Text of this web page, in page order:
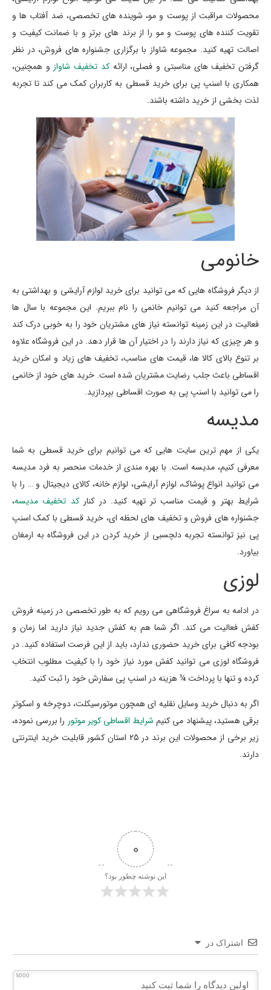
محصولات مراقبت از پوست و مو، شوینده های تخصصی، ضد آفتاب ها و
تقویت کننده های پوست و مو را از برند های برتر و با ضمانت کیفیت و
اصالت تهیه کنید. مجموعه شاواز با برگزاری جشنواره های فروش، در نظر
گرفتن تخفیف های مناسبتی و فصلی، ارائهکد تخفیف شاواز و همچنین،
همکاری با اسنپ پی برای خرید قسطی به کاربران کمک می کند تا تجربه
لذت بخشی از خرید داشته باشند.
خانومی
از دیگر فروشگاه هایی که می توانید برای خرید لوازم آرایشی و بهداشتی به
آن مراجعه کنید می توانیم خانمی را نام ببریم. این مجموعه با سال ها
فعالیت در این زمینه توانسته نیاز های مشتریان خود را به خوبی درک کند
و هر چیزی که نیاز دارند را در اختیار آن ها قرار دهد. در این فروشگاه علاوه
بر تنوع بالای کالا ها، قیمت های مناسب، تخفیف های زیاد و امکان خرید
اقساطی باعث جلب رضایت مشتریان شده است. خرید های خود از خانمی
را می توانید با اسنپ پی به صورت اقساطی بپردازید.
مدیسه
یکی از مهم ترین سایت هایی که می توانیم برای خرید قسطی به شما
معرفی کنیم، مدیسه است. با بهره مندی از خدمات منحصر به فرد مدیسه
می توانید انواع پوشاک، لوازم آرایشی، لوازم خانه، کالای دیجیتال و … را با
شرایط بهتر و قیمت مناسب تر تهیه کنید. در کنارکد تخفیف مدیسه،
جشنواره های فروش و تخفیف های لحظه ای، خرید قسطی با کمک اسنپ
پی نیز توانسته تجربه دلچسبی از خرید کردن در این فروشگاه به ارمغان
بیاورد.
لوزی
در ادامه به سراغ فروشگاهی می رویم که به طور تخصصی در زمینه فروش
کفش فعالیت می کند. اگر شما هم به کفش جدید نیاز دارید اما زمان و
بودجه کافی برای خرید حضوری ندارد، باید از این فرصت استفاده کنید. در
فروشگاه لوزی می توانید کفش مورد نیاز خود را با کیفیت مطلوب انتخاب
کرده و تنها با پرداخت ¼ هزینه در اسنپ پی سفارش خود را ثبت کنید.
اگر به دنبال خرید وسایل نقلیه ای همچون موتورسیکلت، دوچرخه و اسکوتر
برقی هستید، پیشنهاد می کنیم شرایط اقساطی کویر موتور را بررسی نموده،
زیر برخی از محصولات این برند در 25 استان کشور قابلیت خرید اینترنتی
دارند.
0
این نوشته چطور بود؟
اشتراک در
5000